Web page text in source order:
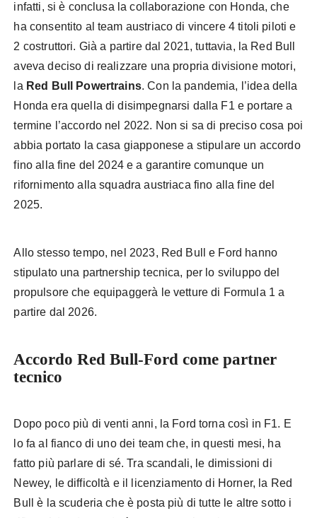
infatti, si è conclusa la collaborazione con Honda, che
ha consentito al team austriaco di vincere 4 titoli piloti e
2 costruttori. Già a partire dal 2021, tuttavia, la Red Bull
aveva deciso di realizzare una propria divisione motori,
la Red Bull Powertrains. Con la pandemia, l’idea della
Honda era quella di disimpegnarsi dalla F1 e portare a
termine l’accordo nel 2022. Non si sa di preciso cosa poi
abbia portato la casa giapponese a stipulare un accordo
fino alla fine del 2024 e a garantire comunque un
rifornimento alla squadra austriaca fino alla fine del
2025.
Allo stesso tempo, nel 2023, Red Bull e Ford hanno
stipulato una partnership tecnica, per lo sviluppo del
propulsore che equipaggerà le vetture di Formula 1 a
partire dal 2026.
Accordo Red Bull-Ford come partner
tecnico
Dopo poco più di venti anni, la Ford torna così in F1. E
lo fa al fianco di uno dei team che, in questi mesi, ha
fatto più parlare di sé. Tra scandali, le dimissioni di
Newey, le difficoltà e il licenziamento di Horner, la Red
Bull è la scuderia che è posta più di tutte le altre sotto i